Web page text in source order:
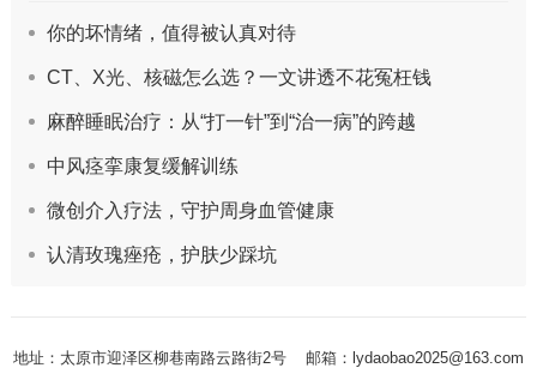
你的坏情绪，值得被认真对待
CT、X光、核磁怎么选？一文讲透不花冤枉钱
麻醉睡眠治疗：从“打一针”到“治一病”的跨越
中风痉挛康复缓解训练
微创介入疗法，守护周身血管健康
认清玫瑰痤疮，护肤少踩坑
地址：太原市迎泽区柳巷南路云路街2号 邮箱：lydaobao2025@163.com